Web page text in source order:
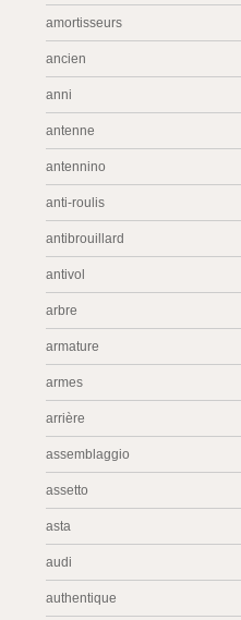
amortisseurs
ancien
anni
antenne
antennino
anti-roulis
antibrouillard
antivol
arbre
armature
armes
arrière
assemblaggio
assetto
asta
audi
authentique